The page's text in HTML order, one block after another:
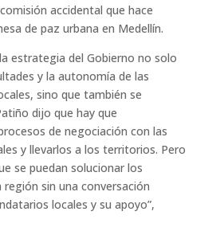
accidental que hace
de paz urbana en Medellín.
estrategia del Gobierno no solo
y la autonomía de las
sino que también se
dijo que hay que
de negociación con las
y llevarlos a los territorios. Pero
se puedan solucionar los
sin una conversación
locales y su apoyo”,